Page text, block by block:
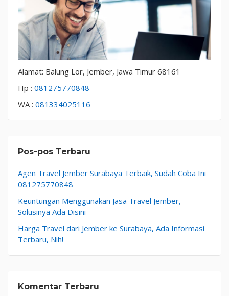
Alamat: Balung Lor, Jember, Jawa Timur 68161
Hp : 081275770848
WA : 081334025116
Pos-pos Terbaru
Agen Travel Jember Surabaya Terbaik, Sudah Coba Ini
081275770848
Keuntungan Menggunakan Jasa Travel Jember,
Solusinya Ada Disini
Harga Travel dari Jember ke Surabaya, Ada Informasi
Terbaru, Nih!
Komentar Terbaru